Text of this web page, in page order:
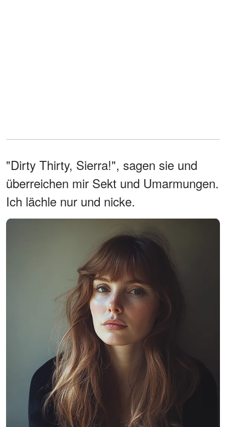
"Dirty Thirty, Sierra!", sagen sie und
überreichen mir Sekt und Umarmungen.
Ich lächle nur und nicke.